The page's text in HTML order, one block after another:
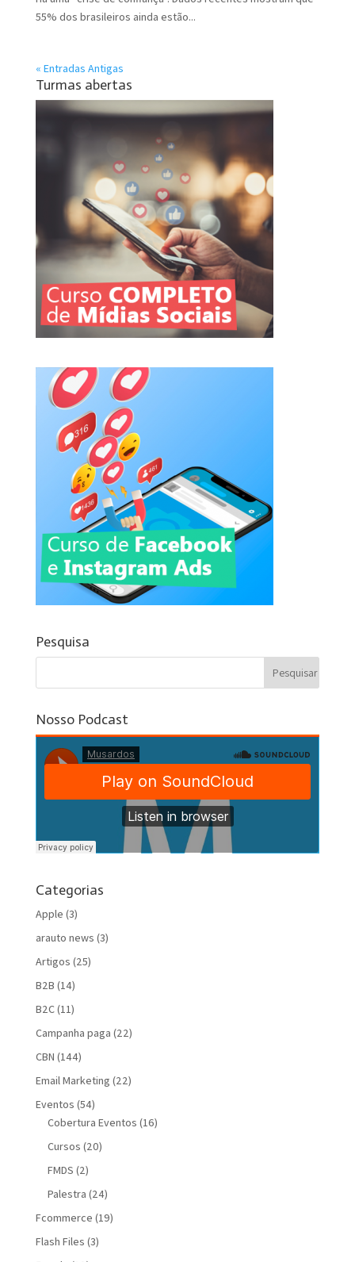
55% dos brasileiros ainda estão...
« Entradas Antigas
Turmas abertas
Pesquisa
Nosso Podcast
Categorias
Apple (3)
arauto news (3)
Artigos (25)
B2B (14)
B2C(11)
Campanha paga (22)
CBN (144)
Email Marketing (22)
Eventos (54)
Cobertura Eventos (16)
Cursos (20)
FMDS (2)
Palestra (24)
Fcommerce (19)
Flash Files (3)